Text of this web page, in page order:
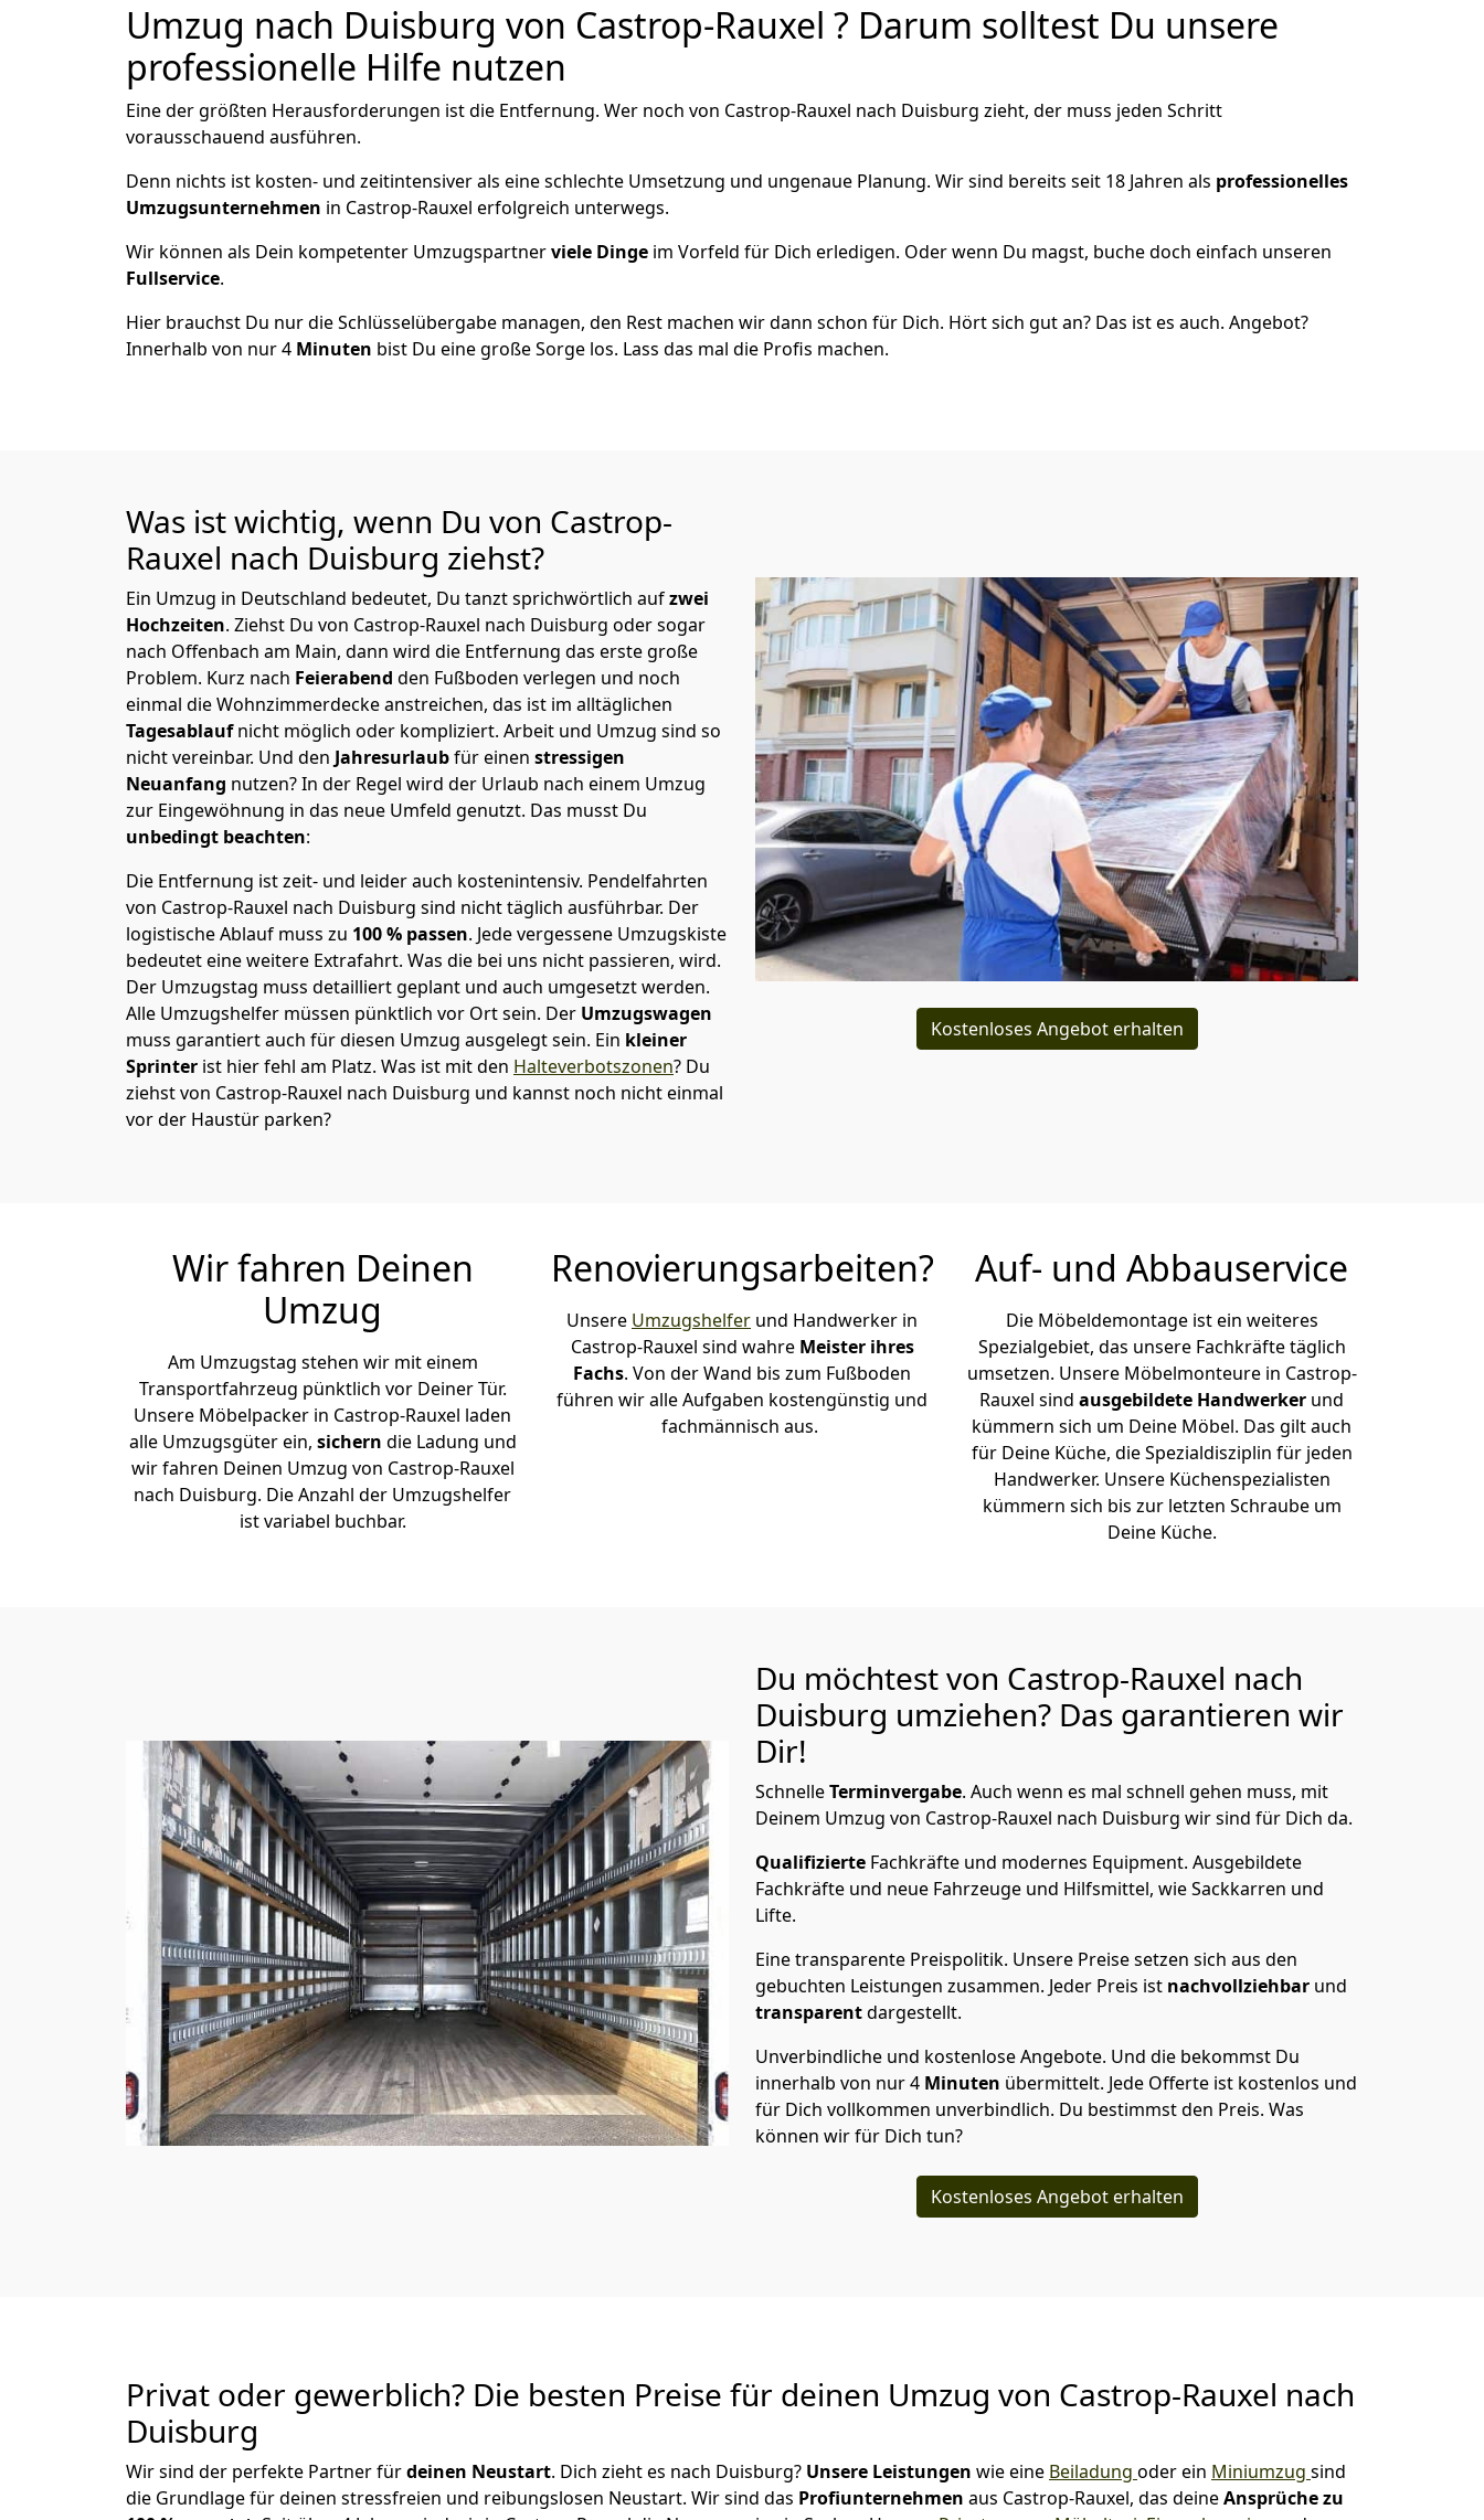
Umzug nach Duisburg von Castrop-Rauxel ? Darum solltest Du unsere
professionelle Hilfe nutzen
Eine der größten Herausforderungen ist die Entfernung. Wer noch von Castrop-Rauxel nach Duisburg zieht, der muss jeden Schritt
vorausschauend ausführen.
Denn nichts ist kosten- und zeitintensiver als eine schlechte Umsetzung und ungenaue Planung. Wir sind bereits seit 18 Jahren als professionelles
Umzugsunternehmen in Castrop-Rauxel erfolgreich unterwegs.
Wir können als Dein kompetenter Umzugspartnerviele Dinge im Vorfeld für Dich erledigen. Oder wenn Du magst, buche doch einfach unseren
Fullservice.
Hier brauchst Du nur die Schlüsselübergabe managen, den Rest machen wir dann schon für Dich. Hört sich gut an? Das ist es auch. Angebot?
Innerhalb von nur 4 Minuten bist Du eine große Sorge los. Lass das mal die Profis machen.
Was ist wichtig, wenn Du von Castrop-
Rauxel nach Duisburg ziehst?
Ein Umzug in Deutschland bedeutet, Du tanzt sprichwörtlich aufzwei
Hochzeiten. Ziehst Du von Castrop-Rauxel nach Duisburg oder sogar
nach Offenbach am Main, dann wird die Entfernung das erste große
Problem. Kurz nach Feierabend den Fußboden verlegen und noch
einmal die Wohnzimmerdecke anstreichen, das ist im alltäglichen
Tagesablaufnicht möglich oder kompliziert. Arbeit und Umzug sind so
nicht vereinbar. Und den Jahresurlaubfür einen stressigen
Neuanfang nutzen? In der Regel wird der Urlaub nach einem Umzug
zur Eingewöhnung in das neue Umfeld genutzt. Das musst Du
unbedingt beachten:
Die Entfernung ist zeit- und leider auch kostenintensiv. Pendelfahrten
von Castrop-Rauxel nach Duisburg sind nicht täglich ausführbar. Der
logistische Ablauf muss zu 100 % passen. Jede vergessene Umzugskiste
bedeutet eine weitere Extrafahrt. Was die bei uns nicht passieren, wird.
Der Umzugstag muss detailliert geplant und auch umgesetzt werden.
Alle Umzugshelfer müssen pünktlich vor Ort sein. Der Umzugswagen
muss garantiert auch für diesen Umzug ausgelegt sein. Ein kleiner
Sprinter ist hier fehl am Platz. Was ist mit den Halteverbotszonen? Du
ziehst von Castrop-Rauxel nach Duisburg und kannst noch nicht einmal
vor der Haustür parken?
Kostenloses Angebot erhalten
Wir fahren Deinen
Umzug
Am Umzugstag stehen wir mit einem
Transportfahrzeug pünktlich vor Deiner Tür.
Unsere Möbelpacker in Castrop-Rauxel laden
alle Umzugsgüter ein, sichern die Ladung und
wir fahren Deinen Umzug von Castrop-Rauxel
nach Duisburg. Die Anzahl der Umzugshelfer
ist variabel buchbar.
Renovierungsarbeiten?
Unsere Umzugshelfer und Handwerker in
Castrop-Rauxel sind wahre Meister ihres
Fachs. Von der Wand bis zum Fußboden
führen wir alle Aufgaben kostengünstig und
fachmännisch aus.
Auf- und Abbauservice
Die Möbeldemontage ist ein weiteres
Spezialgebiet, das unsere Fachkräfte täglich
umsetzen. Unsere Möbelmonteure in Castrop-
Rauxel sind ausgebildete Handwerker und
kümmern sich um Deine Möbel. Das gilt auch
für Deine Küche, die Spezialdisziplin für jeden
Handwerker. Unsere Küchenspezialisten
kümmern sich bis zur letzten Schraube um
Deine Küche.
Du möchtest von Castrop-Rauxel nach
Duisburg umziehen? Das garantieren wir
Dir!
SchnelleTerminvergabe. Auch wenn es mal schnell gehen muss, mit
Deinem Umzug von Castrop-Rauxel nach Duisburg wir sind für Dich da.
Qualifizierte Fachkräfte und modernes Equipment. Ausgebildete
Fachkräfte und neue Fahrzeuge und Hilfsmittel, wie Sackkarren und
Lifte.
Eine transparente Preispolitik. Unsere Preise setzen sich aus den
gebuchten Leistungen zusammen. Jeder Preis ist nachvollziehbar und
transparentdargestellt.
Unverbindliche und kostenlose Angebote. Und die bekommst Du
innerhalb von nur4 Minuten übermittelt. Jede Offerte ist kostenlos und
für Dich vollkommen unverbindlich. Du bestimmst den Preis. Was
können wir für Dich tun?
Kostenloses Angebot erhalten
Privat oder gewerblich? Die besten Preise für deinen Umzug von Castrop-Rauxel nach
Duisburg
Wir sind der perfekte Partner fürdeinen Neustart. Dich zieht es nach Duisburg? Unsere Leistungen wie eine Beiladung oder ein Miniumzug sind
die Grundlage für deinen stressfreien und reibungslosen Neustart. Wir sind das Profiunternehmen aus Castrop-Rauxel, das deineAnsprüche zu